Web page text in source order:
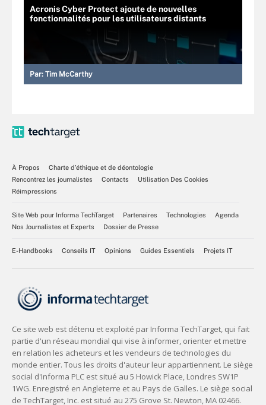
Acronis Cyber Protect ajoute de nouvelles
fonctionnalités pour les utilisateurs distants
Par: Tim McCarthy
À Propos
Charte d’éthique et de déontologie
Rencontrez les journalistes
Contacts
Utilisation Des Cookies
Réimpressions
Site Web pour Informa TechTarget Partenaires Technologies
Agenda
Nos Journalistes et Experts
Dossier de Presse
E-Handbooks Conseils IT Opinions Guides Essentiels Projets IT